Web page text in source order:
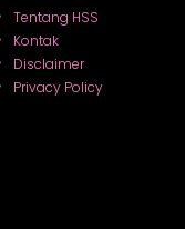
Tentang HSS
Kontak
Disclaimer
Privacy Policy